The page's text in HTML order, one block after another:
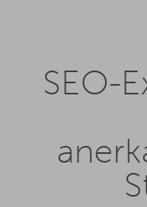
SEO-